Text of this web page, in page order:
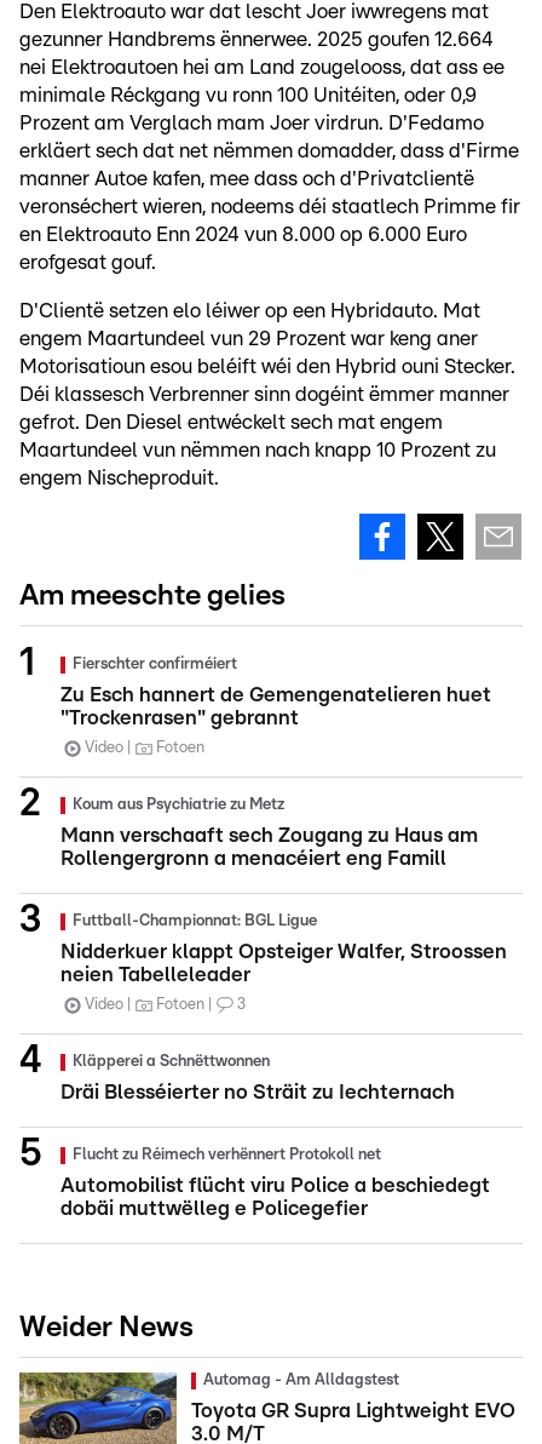
Den Elektroauto war dat lescht Joer iwwregens mat
gezunner Handbrems ënnerwee. 2025 goufen 12.664
nei Elektroautoen hei am Land zougelooss, dat ass ee
minimale Réckgang vu ronn 100 Unitéiten, oder 0,9
Prozent am Verglach mam Joer virdrun. D'Fedamo
erkläert sech dat net nëmmen domadder, dass d'Firme
manner Autoe kafen, mee dass och d'Privatclientë
veronséchert wieren, nodeems déi staatlech Primme fir
en Elektroauto Enn 2024 vun 8.000 op 6.000 Euro
erofgesat gouf.
D'Clientë setzen elo léiwer op een Hybridauto. Mat
engem Maartundeel vun 29 Prozent war keng aner
Motorisatioun esou beléift wéi den Hybrid ouni Stecker.
Déi klassesch Verbrenner sinn dogéint ëmmer manner
gefrot. Den Diesel entwéckelt sech mat engem
Maartundeel vun nëmmen nach knapp 10 Prozent zu
engem Nischeproduit.
Am meeschte gelies
Fierschter confirméiert
Zu Esch hannert de Gemengenatelieren huet
"Trockenrasen" gebrannt
Video Fotoen
Koum aus Psychiatrie zu Metz
Mann verschaaft sech Zougang zu Haus am
Rollengergronn a menacéiert eng Famill
Futtball-Championnat: BGL Ligue
Nidderkuer klappt Opsteiger Walfer, Stroossen
neien Tabelleleader
Video Fotoen 3
Kläpperei a Schnëttwonnen
Dräi Blesséierter no Sträit zu Iechternach
Flucht zu Réimech verhënnert Protokoll net
Automobilist flücht viru Police a beschiedegt
dobäi muttwëlleg e Policegefier
Weider News
Automag - Am Alldagstest
Toyota GR Supra Lightweight EVO
3.0 M/T